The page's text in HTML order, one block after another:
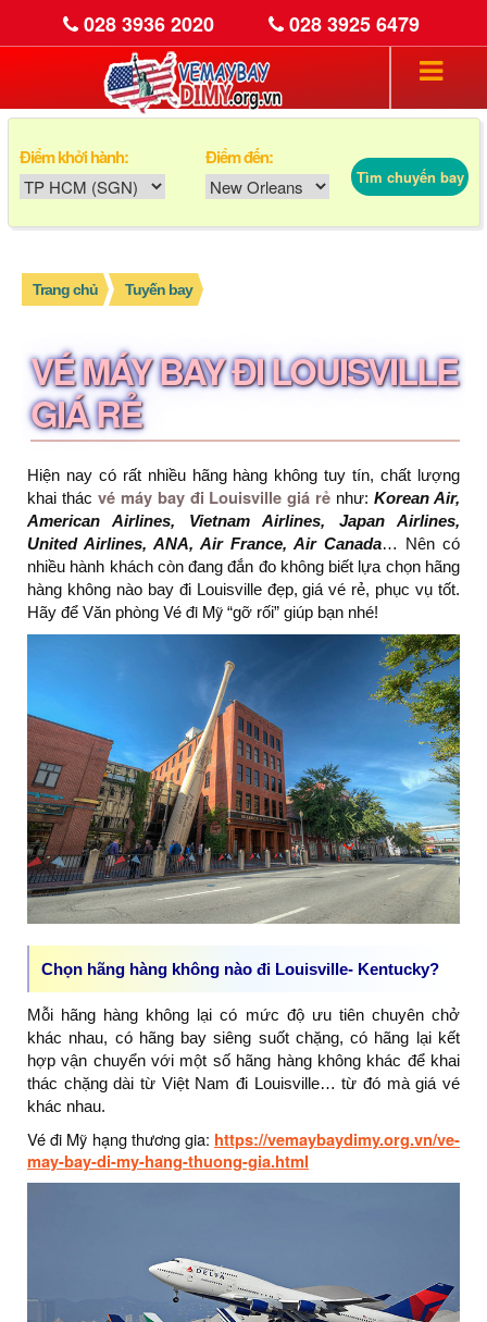
028 3936 2020 028 3925 6479
Điểm khởi hành: Điểm đến:
Tìm chuyến bay
Trang chủ Tuyến bay
VÉ MÁY BAY ĐI LOUISVILLE
GIÁ RẺ
Hiện nay có rất nhiều hãng hàng không tuy tín, chất lượng
khai thác vé máy bay đi Louisville giá rẻ như:Korean Air,
American Airlines, Vietnam Airlines, Japan Airlines,
United Airlines, ANA, Air France, Air Canada… Nên có
nhiều hành khách còn đang đắn đo không biết lựa chọn hãng
hàng không nào bay đi Louisville đẹp, giá vé rẻ, phục vụ tốt.
Hãy để Văn phòng Vé đi Mỹ “gỡ rối” giúp bạn nhé!
Chọn hãng hàng không nào đi Louisville- Kentucky?
Mỗi hãng hàng không lại có mức độ ưu tiên chuyên chở
khác nhau, có hãng bay siêng suốt chặng, có hãng lại kết
hợp vận chuyển với một số hãng hàng không khác để khai
thác chặng dài từ Việt Nam đi Louisville… từ đó mà giá vé
khác nhau.
Vé đi Mỹ hạng thương gia: https://vemaybaydimy.org.vn/ve-
may-bay-di-my-hang-thuong-gia.html